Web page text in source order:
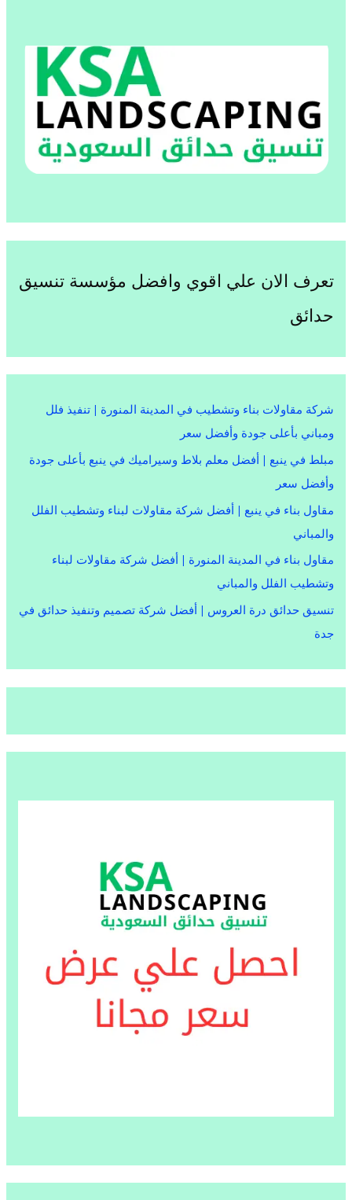
تعرف الان علي اقوي وافضل مؤسسة تنسيق
حدائق
شركة مقاولات بناء وتشطيب في المدينة المنورة | تنفيذ فلل
ومباني بأعلى جودة وأفضل سعر
مبلط في ينبع | أفضل معلم بلاط وسيراميك في ينبع بأعلى جودة
وأفضل سعر
مقاول بناء في ينبع | أفضل شركة مقاولات لبناء وتشطيب الفلل
والمباني
مقاول بناء في المدينة المنورة | أفضل شركة مقاولات لبناء
وتشطيب الفلل والمباني
تنسيق حدائق درة العروس | أفضل شركة تصميم وتنفيذ حدائق في
جدة